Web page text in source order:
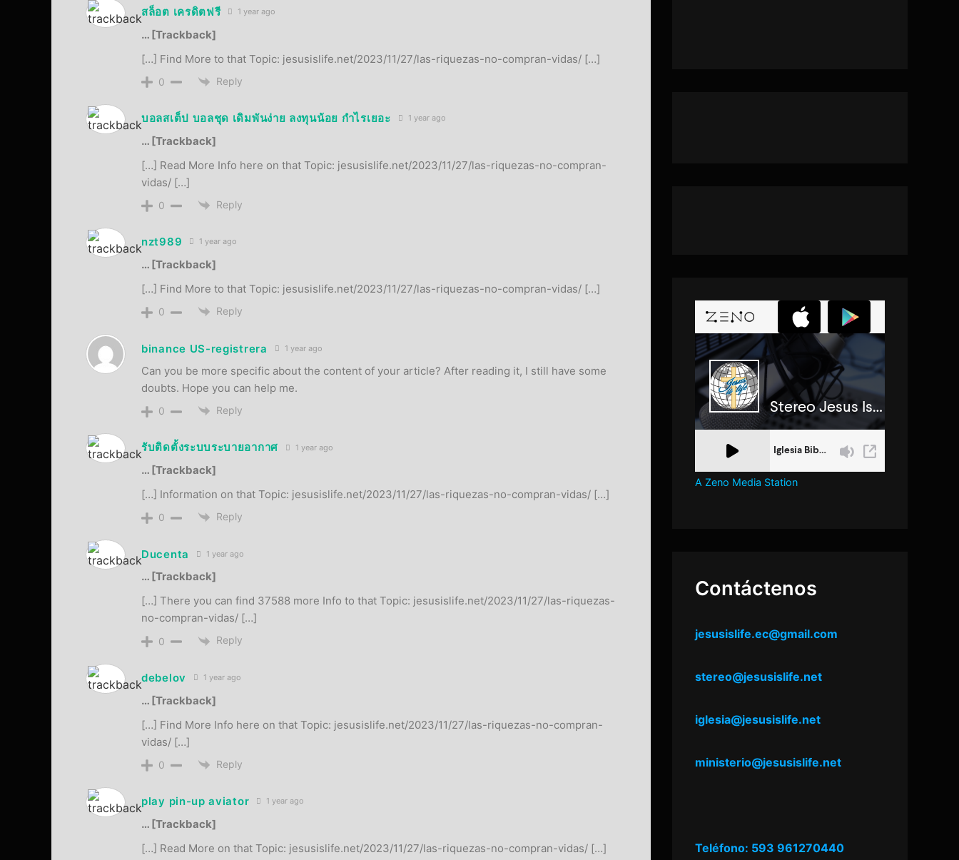
สล็อต เครดิตฟรี 1 year ago
… [Trackback]
[…] Find More to that Topic: jesusislife.net/2023/11/27/las-riquezas-no-compran-vidas/ […]
0 Reply
บอลสเต็ป บอลชุด เดิมพันง่าย ลงทุนน้อย กำไรเยอะ 1 year ago
… [Trackback]
[…] Read More Info here on that Topic: jesusislife.net/2023/11/27/las-riquezas-no-compran-
vidas/ […]
0 Reply
nzt989 1 year ago
… [Trackback]
[…] Find More to that Topic: jesusislife.net/2023/11/27/las-riquezas-no-compran-vidas/ […]
0 Reply
binance US-registrera 1 year ago
Can you be more specific about the content of your article? After reading it, I still have some
doubts. Hope you can help me.
0 Reply
รับติดตั้งระบบระบายอากาศ 1 year ago
… [Trackback]
[…] Information on that Topic: jesusislife.net/2023/11/27/las-riquezas-no-compran-vidas/ […]
0 Reply
Ducenta 1 year ago
… [Trackback]
[…] There you can find 37588 more Info to that Topic: jesusislife.net/2023/11/27/las-riquezas-
no-compran-vidas/ […]
0 Reply
debelov 1 year ago
… [Trackback]
[…] Find More Info here on that Topic: jesusislife.net/2023/11/27/las-riquezas-no-compran-
vidas/ […]
0 Reply
play pin-up aviator 1 year ago
… [Trackback]
[…] Read More on that Topic: jesusislife.net/2023/11/27/las-riquezas-no-compran-vidas/ […]
A Zeno Media Station
Contáctenos
jesusislife.ec@gmail.com
stereo@jesusislife.net
iglesia@jesusislife.net
ministerio@jesusislife.net
Teléfono: 593 961270440